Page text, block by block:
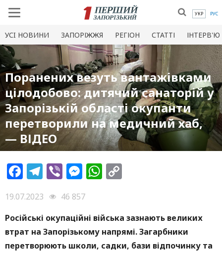
УКР РУС
УСI НОВИНИ ЗАПОРІЖЖЯ РЕГІОН СТАТТІ ІНТЕРВ'Ю
Поранених везуть вантажівками
цілодобово: дитячий санаторій у
Запорізькій області окупанти
перетворили на медичний хаб,
— ВІДЕО
Facebook
Telegram
ViberMessenger
WhatsApp
19.07.2023
46 857
Російські окупаційні війська зазнають великих
втрат на Запорізькому напрямі. Загарбники
перетворюють школи, садки, бази відпочинку та